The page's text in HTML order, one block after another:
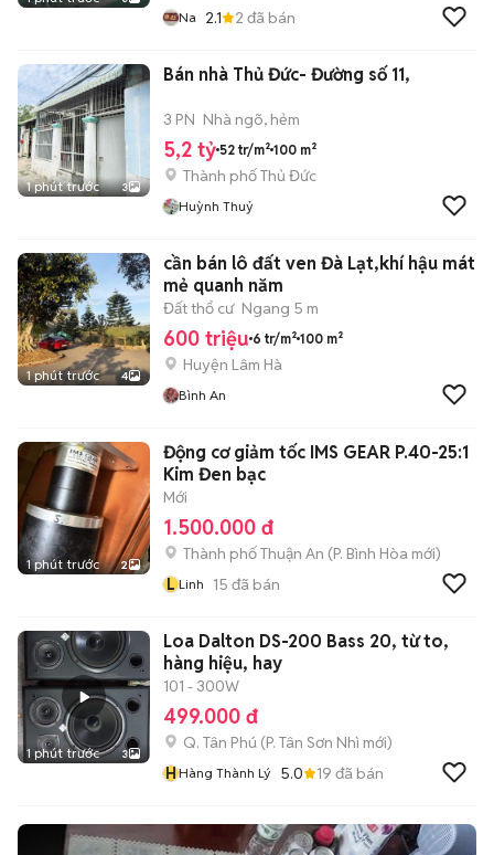
Na 2.1 2 đã bán
1 phút trước 3
Bán nhà Thủ Đức- Đường số 11,
3 PN Nhà ngõ, hẻm
5,2 tỷ 52 tr/m² 100 m²
Thành phố Thủ Đức
Huỳnh Thuỷ
1 phút trước 4
cần bán lô đất ven Đà Lạt,khí hậu mát
mẻ quanh năm
Đất thổ cư Ngang 5 m
600 triệu 6 tr/m² 100 m²
Huyện Lâm Hà
Bình An
1 phút trước 2
Động cơ giảm tốc IMS GEAR P.40-25:1
Kim Đen bạc
Mới
1.500.000 đ
Thành phố Thuận An (P. Bình Hòa mới)
L Linh 15 đã bán
1 phút trước 3
Loa Dalton DS-200 Bass 20, từ to,
hàng hiệu, hay
101 - 300W
499.000 đ
Q. Tân Phú (P. Tân Sơn Nhì mới)
HHàng Thành Lý 5.0 19 đã bán